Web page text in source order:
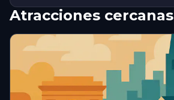
Atracciones cercanas